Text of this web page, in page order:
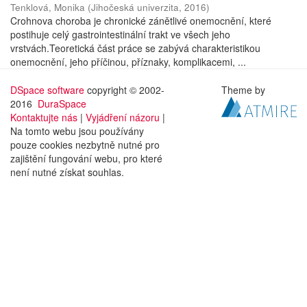
Tenklová, Monika (Jihočeská univerzita, 2016)
Crohnova choroba je chronické zánětlivé onemocnění, které
postihuje celý gastrointestinální trakt ve všech jeho
vrstvách.Teoretická část práce se zabývá charakteristikou
onemocnění, jeho příčinou, příznaky, komplikacemi, ...
DSpace software copyright © 2002-
2016 DuraSpace
Kontaktujte nás | Vyjádření názoru |
Na tomto webu jsou používány
pouze cookies nezbytně nutné pro
zajištění fungování webu, pro které
není nutné získat souhlas.
Theme by